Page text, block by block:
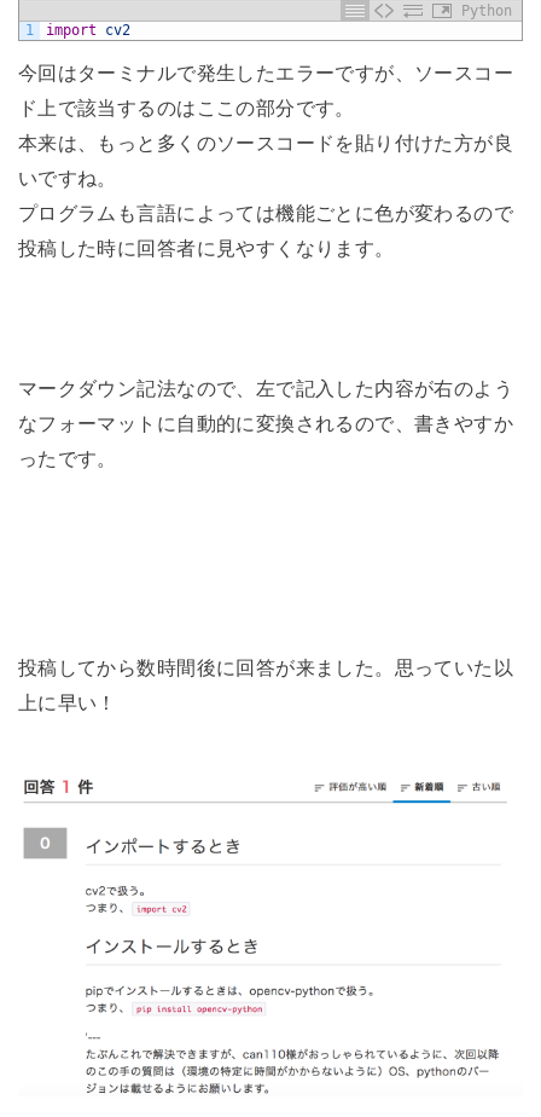
Python
1
import cv2
今回はターミナルで発生したエラーですが、ソースコー
ド上で該当するのはここの部分です。
本来は、もっと多くのソースコードを貼り付けた方が良
いですね。
プログラムも言語によっては機能ごとに色が変わるので
投稿した時に回答者に見やすくなります。
マークダウン記法なので、左で記入した内容が右のよう
なフォーマットに自動的に変換されるので、書きやすか
ったです。
投稿してから数時間後に回答が来ました。思っていた以
上に早い！